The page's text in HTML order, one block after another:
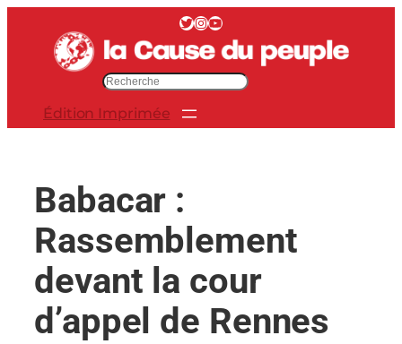
contenu
Twitter InstagramYouTube
e
r
Édition Imprimée
Babacar :
Rassemblement
devant la cour
d’appel de Rennes